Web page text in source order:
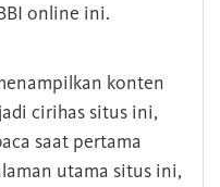
online ini.
konten
cirihas situs ini,
saat pertama
utama situs ini,